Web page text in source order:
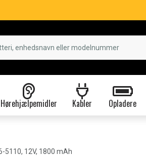
Hørehjælpemidler Kabler Opladere
5110, 12V, 1800 mAh